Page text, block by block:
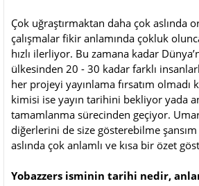
Çok uğraştırmaktan daha çok aslında
çalışmalar fikir anlamında çokluk
hızlı ilerliyor. Bu zamana kadar
ülkesinden 20 - 30 kadar farklı
her projeyi yayınlama fırsatım
kimisi ise yayın tarihini bekliyor yada
tamamlanma sürecinden geçiyor.
diğerlerini de size gösterebilme şansım
aslında çok anlamlı ve kısa bir özet
Yobazzers isminin tarihi nedir,